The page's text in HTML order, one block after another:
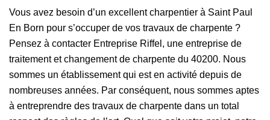
Vous avez besoin d’un excellent charpentier à Saint Paul
En Born pour s’occuper de vos travaux de charpente ?
Pensez à contacter Entreprise Riffel, une entreprise de
traitement et changement de charpente du 40200. Nous
sommes un établissement qui est en activité depuis de
nombreuses années. Par conséquent, nous sommes aptes
à entreprendre des travaux de charpente dans un total